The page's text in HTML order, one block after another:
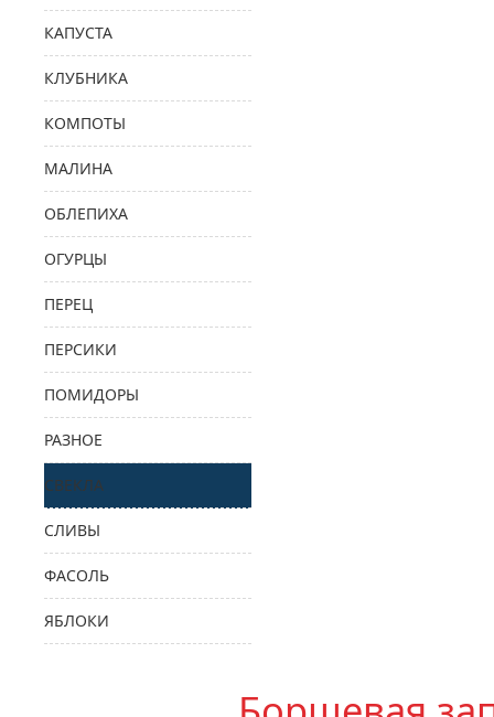
КАПУСТА
КЛУБНИКА
КОМПОТЫ
МАЛИНА
ОБЛЕПИХА
ОГУРЦЫ
ПЕРЕЦ
ПЕРСИКИ
ПОМИДОРЫ
РАЗНОЕ
СВЕКЛА
СЛИВЫ
ФАСОЛЬ
ЯБЛОКИ